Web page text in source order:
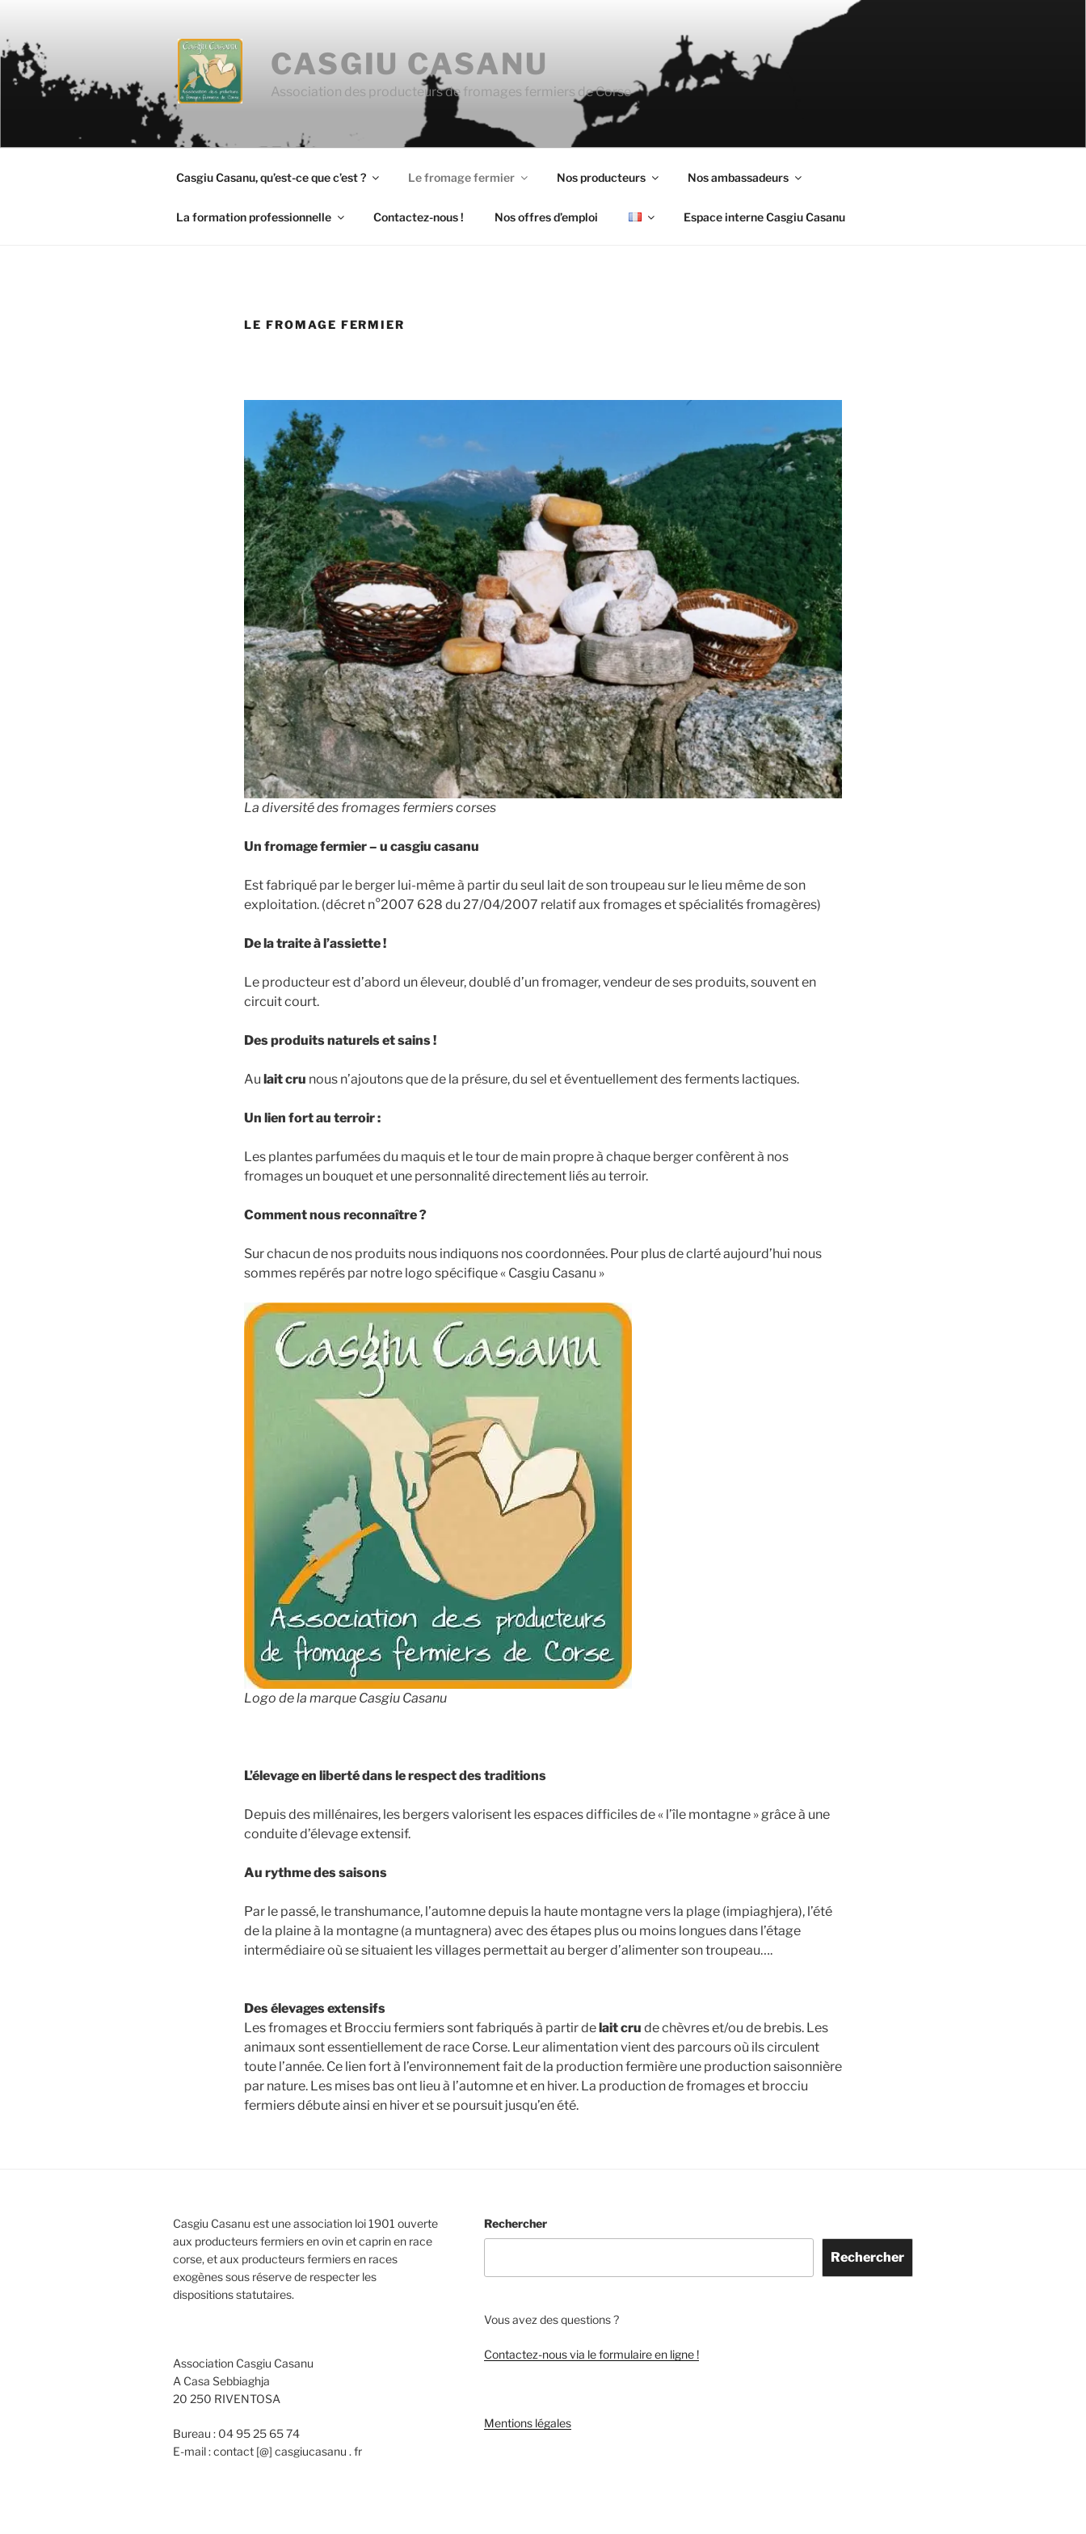
contenu
principal
CASGIU CASANU
Association des producteurs de fromages fermiers de Corse
Casgiu Casanu, qu’est-ce que c’est ? Le fromage fermier Nos producteurs Nos ambassadeurs
La formation professionnelle Contactez-nous ! Nos offres d’emploi Espace interne Casgiu Casanu
LE FROMAGE FERMIER
La diversité des fromages fermiers corses
Un fromage fermier – u casgiu casanu
Est fabriqué par le berger lui-même à partir du seul lait de son troupeau sur le lieu même de son
exploitation. (décret n°2007 628 du 27/04/2007 relatif aux fromages et spécialités fromagères)
De la traite à l’assiette !
Le producteur est d’abord un éleveur, doublé d’un fromager, vendeur de ses produits, souvent en
circuit court.
Des produits naturels et sains !
Au lait cru nous n’ajoutons que de la présure, du sel et éventuellement des ferments lactiques.
Un lien fort au terroir :
Les plantes parfumées du maquis et le tour de main propre à chaque berger confèrent à nos
fromages un bouquet et une personnalité directement liés au terroir.
Comment nous reconnaître ?
Sur chacun de nos produits nous indiquons nos coordonnées. Pour plus de clarté aujourd’hui nous
sommes repérés par notre logo spécifique « Casgiu Casanu »
Logo de la marque Casgiu Casanu
L’élevage en liberté dans le respect des traditions
Depuis des millénaires, les bergers valorisent les espaces difficiles de « l’île montagne » grâce à une
conduite d’élevage extensif.
Au rythme des saisons
Par le passé, le transhumance, l’automne depuis la haute montagne vers la plage (impiaghjera), l’été
de la plaine à la montagne (a muntagnera) avec des étapes plus ou moins longues dans l’étage
intermédiaire où se situaient les villages permettait au berger d’alimenter son troupeau….
Des élevages extensifs
Les fromages et Brocciu fermiers sont fabriqués à partir delait cru de chèvres et/ou de brebis. Les
animaux sont essentiellement de race Corse. Leur alimentation vient des parcours où ils circulent
toute l’année. Ce lien fort à l’environnement fait de la production fermière une production saisonnière
par nature. Les mises bas ont lieu à l’automne et en hiver. La production de fromages et brocciu
fermiers débute ainsi en hiver et se poursuit jusqu’en été.
Casgiu Casanu est une association loi 1901 ouverte
aux producteurs fermiers en ovin et caprin en race
corse, et aux producteurs fermiers en races
exogènes sous réserve de respecter les
dispositions statutaires.
Association Casgiu Casanu
A Casa Sebbiaghja
20 250 RIVENTOSA
Bureau : 04 95 25 65 74
E-mail : contact [@] casgiucasanu . fr
Rechercher
Rechercher
Vous avez des questions ?
Contactez-nous via le formulaire en ligne !
Mentions légales